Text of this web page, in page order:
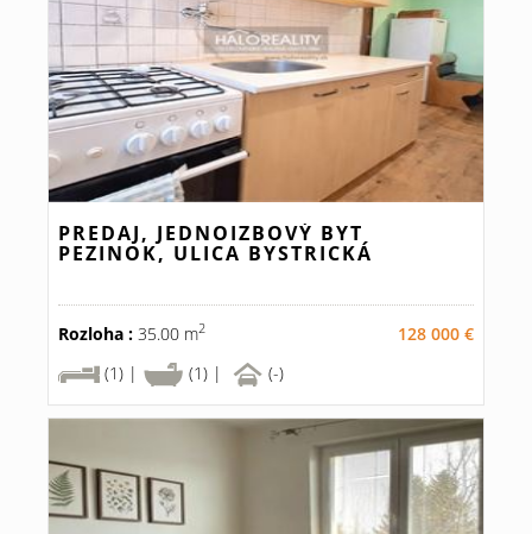
PREDAJ, JEDNOIZBOVÝ BYT
PEZINOK, ULICA BYSTRICKÁ
Rozloha : 35.00 m2
128 000 €
(1) |
(1) | (-)